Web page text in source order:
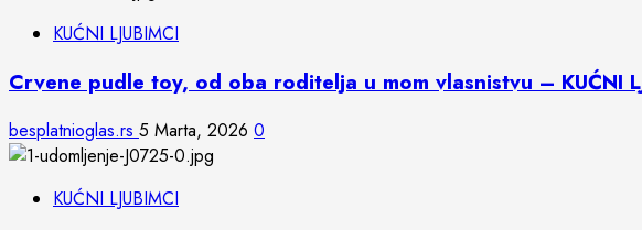
KUĆNI LJUBIMCI
Crvene pudle toy, od oba roditelja u mom vlasnistvu – KUĆNI
besplatnioglas.rs 5 Marta, 2026 0
KUĆNI LJUBIMCI